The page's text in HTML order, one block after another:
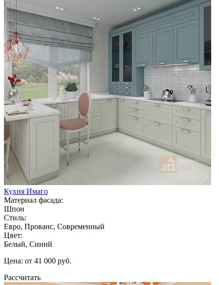
Кухня Имаго
Материал фасада:
Шпон
Стиль:
Евро, Прованс, Современный
Цвет:
Белый, Синий
Цена: от 41 000 руб.
Рассчитать